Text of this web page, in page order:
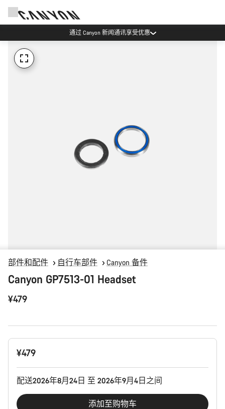
通过 Canyon 新闻通讯享受优惠
部件和配件 自行车部件 Canyon 备件
Canyon GP7513-01 Headset
¥479
产
¥479
配送2026年8月24日 至 2026年9月4日之间
添加至购物车